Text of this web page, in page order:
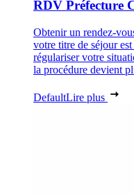
RDV Préfecture
Obtenir un rendez-
votre titre de séjour
régulariser votre
la procédure devient
DefaultLire plus